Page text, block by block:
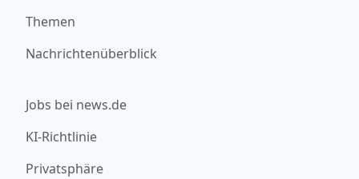
Themen
Nachrichtenüberblick
Jobs bei news.de
KI-Richtlinie
Privatsphäre